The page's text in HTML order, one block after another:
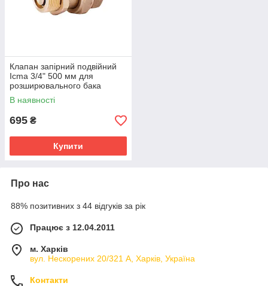
Клапан запірний подвійний
Icma 3/4" 500 мм для
розширювального бака
№S142
В наявності
695 ₴
Купити
Про нас
88% позитивних з 44 відгуків за рік
Працює з 12.04.2011
м. Харків
вул. Нескорених 20/321 А, Харків, Україна
Контакти